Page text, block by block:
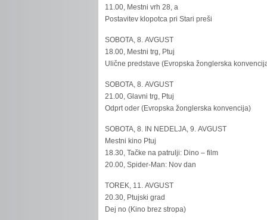
11.00, Mestni vrh 28, a
Postavitev klopotca pri Stari preši
SOBOTA, 8. AVGUST
18.00, Mestni trg, Ptuj
Ulične predstave (Evropska žonglerska
SOBOTA, 8. AVGUST
21.00, Glavni trg, Ptuj
Odprt oder (Evropska žonglerska konvencija)
SOBOTA, 8. IN NEDELJA, 9. AVGUST
Mestni kino Ptuj
18.30, Tačke na patrulji: Dino – film
20.00, Spider-Man: Nov dan
TOREK, 11. AVGUST
20.30, Ptujski grad
Dej no (Kino brez stropa)